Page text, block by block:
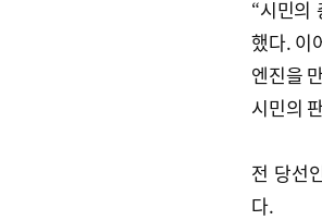
“시민의
했다. 이
엔진을
시민의
전 당선
다.